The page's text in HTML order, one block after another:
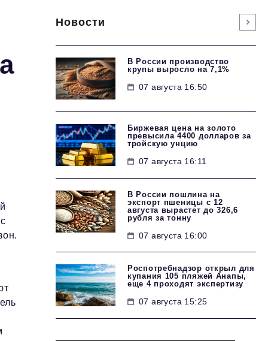
Новости
В России производство
крупы выросло на 7,1%
07 августа 16:50
Биржевая цена на золото
превысила 4400 долларов за
тройскую унцию
07 августа 16:11
В России пошлина на
экспорт пшеницы с 12
августа вырастет до 326,6
рубля за тонну
07 августа 16:00
Роспотребнадзор открыл для
купания 105 пляжей Анапы,
еще 4 проходят экспертизу
07 августа 15:25